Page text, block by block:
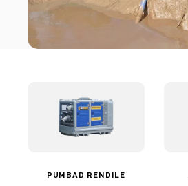
PUMBAD RENDILE